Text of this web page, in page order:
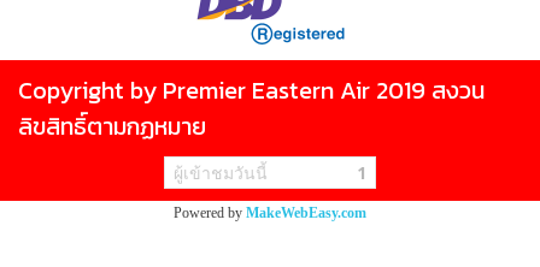
Copyright by Premier Eastern Air 2019 สงวน
ลิขสิทธิ์ตามกฏหมาย
ผู้เข้าชมวันนี้ 1
Powered by MakeWebEasy.com